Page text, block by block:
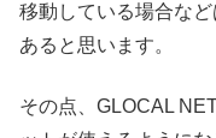
移動している場合な
あると思います。
その点、GLOCAL